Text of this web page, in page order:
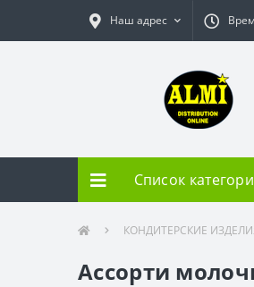
Наш адрес
Список
КОНДИТЕРСКИЕ
Ассорти